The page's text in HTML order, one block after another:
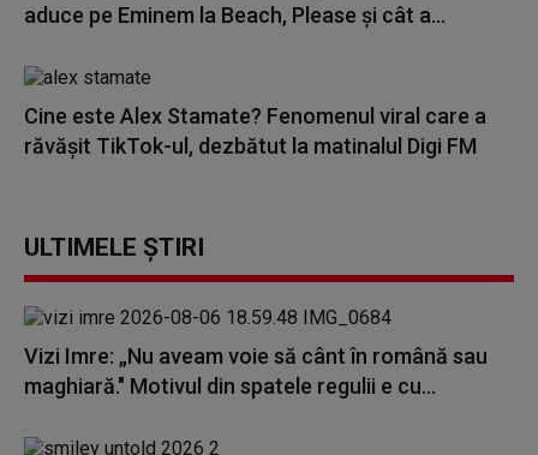
aduce pe Eminem la Beach, Please și cât a...
Cine este Alex Stamate? Fenomenul viral care a
răvășit TikTok-ul, dezbătut la matinalul Digi FM
ULTIMELE ȘTIRI
Vizi Imre: „Nu aveam voie să cânt în română sau
maghiară." Motivul din spatele regulii e cu...